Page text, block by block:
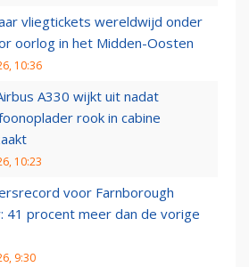
vliegtickets wereldwijd onder
oorlog in het Midden-Oosten
10:36
A330 wijkt uit nadat
rook in cabine
10:23
voor Farnborough
41 procent meer dan de vorige
9:30